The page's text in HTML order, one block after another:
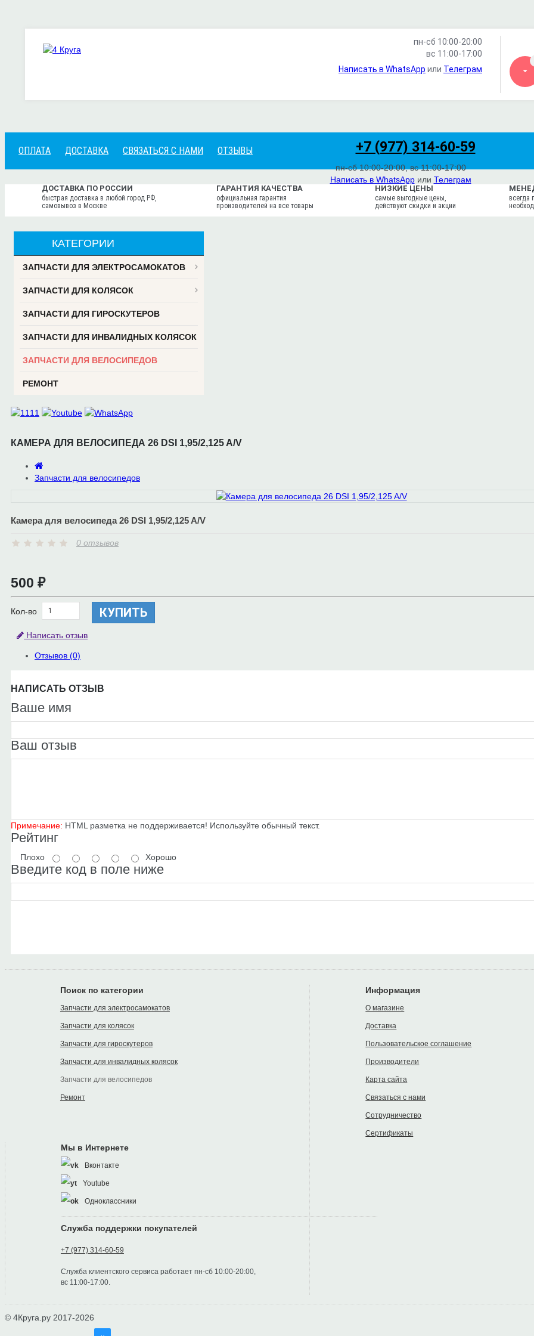
пн-сб 10:00-20:00
вс 11:00-17:00
Написать в WhatsApp или Телеграм
+7 (977) 314-60-59
пн-сб 10:00-20:00, вс 11:00-17:00
Написать в WhatsAppили Телеграм
Написать на почту
ОПЛАТА ДОСТАВКА СВЯЗАТЬСЯ С НАМИ ОТЗЫВЫ
ДОСТАВКА ПО РОССИИ
быстрая доставка в любой город РФ,
самовывоз в Москве
ГАРАНТИЯ КАЧЕСТВА
официальная гарантия
производителей на все товары
НИЗКИЕ ЦЕНЫ
самые выгодные цены,
действуют скидки и акции
всегда
КАТЕГОРИИ
ЗАПЧАСТИ ДЛЯ ЭЛЕКТРОСАМОКАТОВ
ЗАПЧАСТИ ДЛЯ КОЛЯСОК
ЗАПЧАСТИ ДЛЯ ГИРОСКУТЕРОВ
ЗАПЧАСТИ ДЛЯ ИНВАЛИДНЫХ КОЛЯСОК
ЗАПЧАСТИ ДЛЯ ВЕЛОСИПЕДОВ
РЕМОНТ
КАМЕРА ДЛЯ ВЕЛОСИПЕДА 26 DSI 1,95/2,125 A/V
Запчасти для велосипедов
Камера для велосипеда 26 DSI 1,95/2,125 A/V
0 отзывов
500 ₽
Кол-во КУПИТЬ
Написать отзыв
Отзывов (0)
НАПИСАТЬ ОТЗЫВ
Ваше имя
Ваш отзыв
Примечание: HTML разметка не поддерживается! Используйте обычный текст.
Рейтинг
Плохо Хорошо
Введите код в поле ниже
Поиск по категории
Запчасти для электросамокатов
Запчасти для колясок
Запчасти для гироскутеров
Запчасти для инвалидных колясок
Запчасти для велосипедов
Ремонт
Информация
О магазине
Доставка
Пользовательское соглашение
Производители
Карта сайта
Связаться с нами
Сотрудничество
Сертификаты
Мы в Интернете
Вконтакте
Youtube
Одноклассники
Служба поддержки покупателей
+7 (977) 314-60-59
Служба клиентского сервиса работает пн-сб 10:00-20:00,
вс 11:00-17:00.
© 4Круга.ру 2017-2026